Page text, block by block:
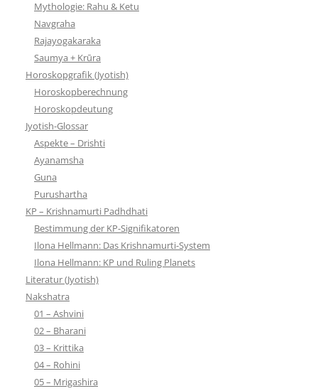
Mythologie: Rahu & Ketu
Navgraha
Rajayogakaraka
Saumya + Krūra
Horoskopgrafik (Jyotish)
Horoskopberechnung
Horoskopdeutung
Jyotish-Glossar
Aspekte – Drishti
Ayanamsha
Guna
Purushartha
KP – Krishnamurti Padhdhati
Bestimmung der KP-Signifikatoren
Ilona Hellmann: Das Krishnamurti-System
Ilona Hellmann: KP und Ruling Planets
Literatur (Jyotish)
Nakshatra
01 – Ashvini
02 – Bharani
03 – Krittika
04 – Rohini
05 – Mrigashira